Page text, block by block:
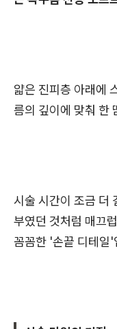
얇은 진피층 아래에
름의 깊이에 맞춰 한
시술 시간이 조금 더
부였던 것처럼 매끄
꼼꼼한 '손끝 디테일'